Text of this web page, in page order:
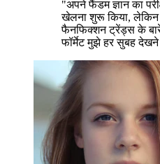
"अपने फैंडम ज्ञान का
खेलना शुरू किया, लेकिन
फैनफिक्शन ट्रेंड्स के
फॉर्मेट मुझे हर सुबह